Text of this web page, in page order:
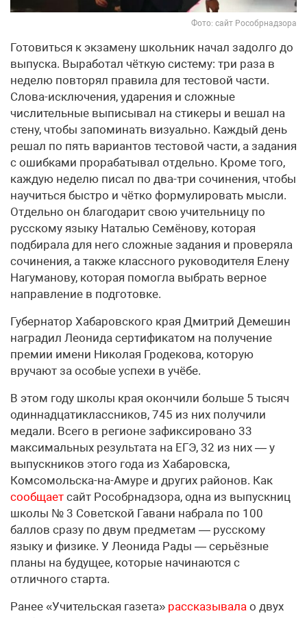
Фото: сайт Рособрнадзора
Готовиться к экзамену школьник начал задолго до
выпуска. Выработал чёткую систему: три раза в
неделю повторял правила для тестовой части.
Слова-исключения, ударения и сложные
числительные выписывал на стикеры и вешал на
стену, чтобы запоминать визуально. Каждый день
решал по пять вариантов тестовой части, а задания
с ошибками прорабатывал отдельно. Кроме того,
каждую неделю писал по два-три сочинения, чтобы
научиться быстро и чётко формулировать мысли.
Отдельно он благодарит свою учительницу по
русскому языку Наталью Семёнову, которая
подбирала для него сложные задания и проверяла
сочинения, а также классного руководителя Елену
Нагуманову, которая помогла выбрать верное
направление в подготовке.
Губернатор Хабаровского края Дмитрий Демешин
наградил Леонида сертификатом на получение
премии имени Николая Гродекова, которую
вручают за особые успехи в учёбе.
В этом году школы края окончили больше 5 тысяч
одиннадцатиклассников, 745 из них получили
медали. Всего в регионе зафиксировано 33
максимальных результата на ЕГЭ, 32 из них — у
выпускников этого года из Хабаровска,
Комсомольска-на-Амуре и других районов. Как
сообщает сайт Рособрнадзора, одна из выпускниц
школы № 3 Советской Гавани набрала по 100
баллов сразу по двум предметам — русскому
языку и физике. У Леонида Рады — серьёзные
планы на будущее, которые начинаются с
отличного старта.
Ранее «Учительская газета» рассказывала о двух